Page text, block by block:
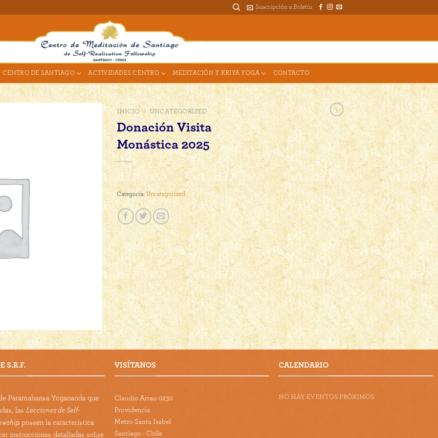
Suscripción a Boletín
CENTRO DE SANTIAGO ACTIVIDADES CENTRO MEDITACIÓN Y KRIYA YOGA CONTACTO
INICIO / UNCATEGORIZED
Donación Visita
Monástica 2025
Categoría:Uncategorized
S.R.F.
Paramahansa Yogananda que
las Lecciones de Self-
poseen la característica
instrucciones detalladas sobre
VISÍTANOS
Claudio Arrau 0230
Providencia
Metro Santa Isabel
Santiago - Chile
CALENDARIO
NO HAY EVENTOS PRÓXIMOS.